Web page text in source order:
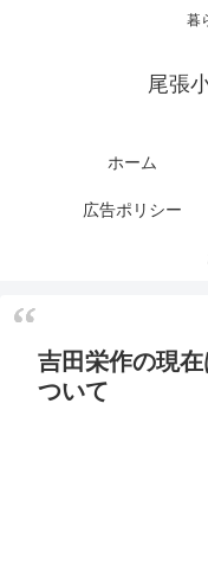
暮
尾張
ホーム
広告ポリシー
吉田栄作の現
ついて